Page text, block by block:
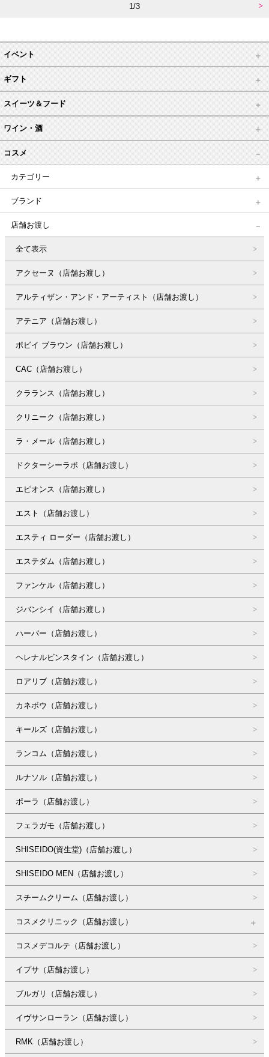
1/3
イベント
ギフト
スイーツ＆フード
ワイン・酒
コスメ
カテゴリー
ブランド
店舗お渡し
全て表示
アクセーヌ（店舗お渡し）
アルティザン・アンド・アーティスト（店舗お渡し）
アテニア（店舗お渡し）
ボビイ ブラウン（店舗お渡し）
CAC（店舗お渡し）
クラランス（店舗お渡し）
クリニーク（店舗お渡し）
ラ・メール（店舗お渡し）
ドクターシーラボ（店舗お渡し）
エピオンス（店舗お渡し）
エスト（店舗お渡し）
エスティ ローダー（店舗お渡し）
エステダム（店舗お渡し）
ファンケル（店舗お渡し）
ジバンシイ（店舗お渡し）
ハーバー（店舗お渡し）
ヘレナルビンスタイン（店舗お渡し）
ロアリブ（店舗お渡し）
カネボウ（店舗お渡し）
キールズ（店舗お渡し）
ランコム（店舗お渡し）
ルナソル（店舗お渡し）
ポーラ（店舗お渡し）
フェラガモ（店舗お渡し）
SHISEIDO(資生堂)（店舗お渡し）
SHISEIDO MEN（店舗お渡し）
スチームクリーム（店舗お渡し）
コスメクリニック（店舗お渡し）
コスメデコルテ（店舗お渡し）
イプサ（店舗お渡し）
ブルガリ（店舗お渡し）
イヴサンローラン（店舗お渡し）
RMK（店舗お渡し）